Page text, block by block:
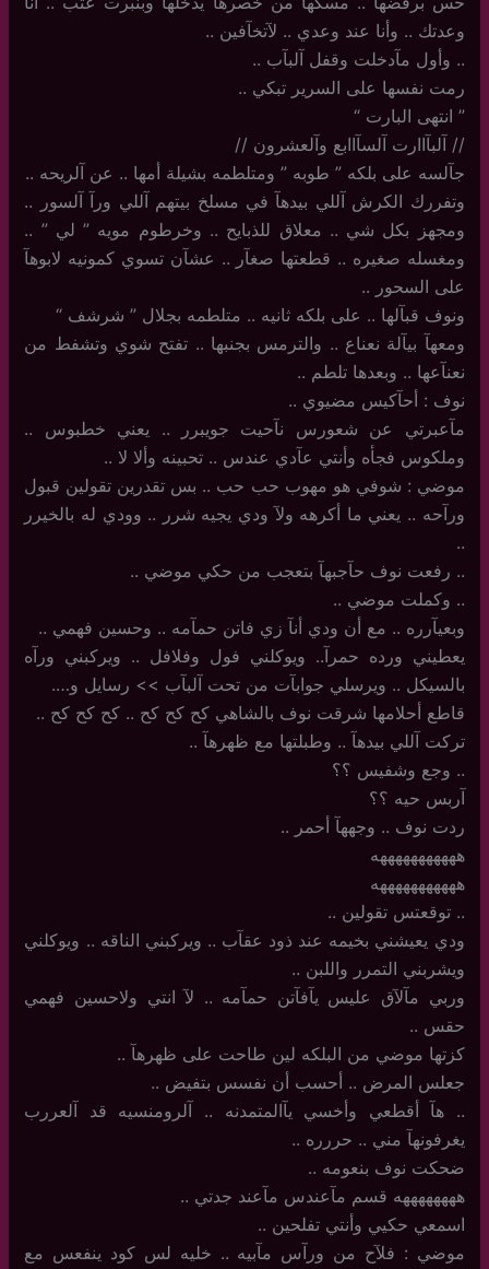
وعدتك .. وأنا عند وعدي .. لآتخآفين ..
..‏ وأول مآدخلت وقفل آلبآب ..
رمت نفسها على السرير تبكي ..
‏”‏ انتهى البارت “
//‏ آلبآاارت آلسآاابع وآلعشرون //
جآلسه على بلكه ” طوبه ” ومتلطمه بشيلة أمها .. عن آلريحه ..
وتفررك الكرش آللي بيدهآ في مسلخ بيتهم آللي ورآ آلسور ..
ومجهز بكل شي .. معلاق للذبايح .. وخرطوم مويه ” لي ” ..
ومغسله صغيره .. قطعتها صغآر .. عشآن تسوي كمونيه لابوهآ
على السحور ..
ونوف قبآلها .. على بلكه ثانيه .. متلطمه بجلال ” شرشف “
ومعهآ بيآلة نعناع .. والترمس بجنبها .. تفتح شوي وتشفط من
نعنآعها .. وبعدها تلطم ..
نوف : أحآكيس مضيوي ..
مآعبرتي عن شعورس نآحيت جويبرر .. يعني خطبوس ..
وملكوس فجأه وأنتي عآدي عندس .. تحبينه وألا لا ..
موضي : شوفي هو مهوب حب حب .. بس تقدرين تقولين قبول
ورآحه .. يعني ما أكرهه ولآ ودي يجيه شرر .. وودي له بالخيرر
..
..‏ رفعت نوف حآجبهآ بتعجب من حكي موضي ..
..‏ وكملت موضي ..
وبعيآرره .. مع أن ودي أنآ زي فاتن حمآمه .. وحسين فهمي ..
يعطيني ورده حمرآ.. ويوكلني فول وفلافل .. ويركبني ورآه
بالسيكل .. ويرسلي جوابآت من تحت آلبآب >> رسايل و….
قاطع أحلامها شرقت نوف بالشاهي كح كح كح .. كح كح كح ..
تركت آللي بيدهآ .. وطبلتها مع ظهرهآ ..
..‏ وجع وشفيس ؟؟
آربس حيه ؟؟
ردت نوف .. وجههآ أحمر ..
هههههههههههه
هههههههههههه
..‏ توقعتس تقولين ..
ودي يعيشني بخيمه عند ذود عقآب .. ويركبني الناقه .. ويوكلني
ويشربني التمرر واللبن ..
وربي مآلآق عليس يآفآتن حمآمه .. لآ انتي ولاحسين فهمي
حقس ..
كزتها موضي من البلكه لين طاحت على ظهرهآ ..
جعلس المرض .. أحسب أن نفسس بتفيض ..
..‏ هآ أقطعي وأخسي يآالمتمدنه .. آلرومنسيه قد آلعررب
يغرفونهآ مني .. حررره ..
ضحكت نوف بنعومه ..
ههههههههه قسم مآعندس مآعند جدتي ..
اسمعي حكيي وأنتي تفلحين ..
موضي : فلآح من ورآس مآبيه .. خليه لس كود ينفعس مع